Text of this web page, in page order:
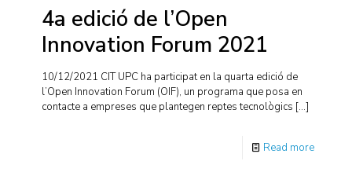
4a edició de l’Open
Innovation Forum 2021
10/12/2021 CIT UPC ha participat en la quarta edició de
l’Open Innovation Forum (OIF), un programa que posa en
contacte a empreses que plantegen reptes tecnològics […]
Read more